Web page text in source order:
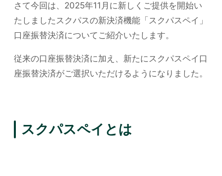
さて今回は、2025年11月に新しくご提供を開始い
たしましたスクパスの新決済機能「スクパスペイ」
口座振替決済についてご紹介いたします。
従来の口座振替決済に加え、新たにスクパスペイ口
座振替決済がご選択いただけるようになりました。
スクパスペイとは